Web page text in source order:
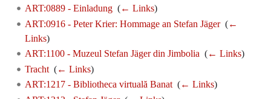
ART:0889 - Einladung‎ (← Links)
ART:0916 - Peter Krier: Hommage an Stefan Jäger‎ (←
Links)
ART:1100 - Muzeul Stefan Jäger din Jimbolia (← Links)
Tracht‎ (← Links)
ART:1217 - Bibliotheca virtuală Banat‎ (← Links)